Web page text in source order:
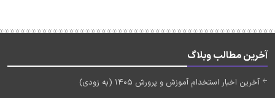
آخرین مطالب وبلاگ
آخرین اخبار استخدام آموزش و پرورش 1405 (به زودی)